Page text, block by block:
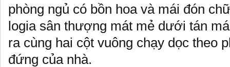
phòng ngủ có bồn hoa và mái đón
logia sân thượng mát mẻ dưới tán
ra cùng hai cột vuông chạy dọc theo
đứng của nhà.